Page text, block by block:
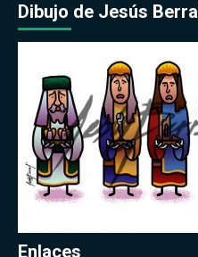
Dibujo de Jesús Berral
Enlaces